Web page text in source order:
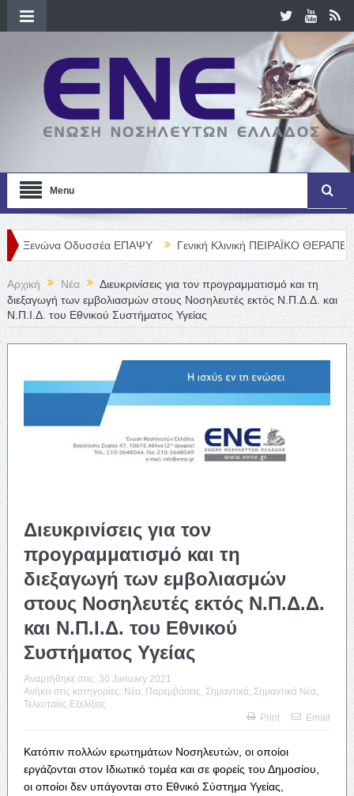
Menu
Οδυσσέα ΕΠΑΨΥ Γενική Κλινική ΠΕΙΡΑΪΚΟ ΘΕΡΑΠΕΥΤΗΡΙΟ Α.
Αρχική Νέα
Διευκρινίσεις για τον προγραμματισμό και τη
διεξαγωγή των εμβολιασμών στους Νοσηλευτές εκτός Ν.Π.Δ.Δ. και
Ν.Π.Ι.Δ. του Εθνικού Συστήματος Υγείας
Διευκρινίσεις για τον
προγραμματισμό και τη
διεξαγωγή των εμβολιασμών
στους Νοσηλευτές εκτός Ν.Π.Δ.Δ.
και Ν.Π.Ι.Δ. του Εθνικού
Συστήματος Υγείας
Αναρτήθηκε στις: 30 January 2021
Ανήκει στις κατηγορίες: Νέα Παρεμβάσεις Σημαντικά Σημαντικά Νέα
Τελευταίες Εξελίξεις
Print
Email
Κατόπιν πολλών ερωτημάτων Νοσηλευτών, οι οποίοι
εργάζονται στον Ιδιωτικό τομέα και σε φορείς του Δημοσίου,
οι οποίοι δεν υπάγονται στο Εθνικό Σύστημα Υγείας,